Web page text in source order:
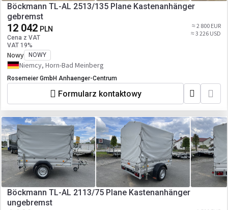
Böckmann TL-AL 2513/135 Plane Kastenanhänger
gebremst
12 042 PLN
Cena z VAT
VAT 19%
≈ 2 800 EUR
≈ 3 226 USD
Nowy NOWY
Niemcy, Horn-Bad Meinberg
Rosemeier GmbH Anhaenger-Centrum
Formularz kontaktowy
Böckmann TL-AL 2113/75 Plane Kastenanhänger
ungebremst